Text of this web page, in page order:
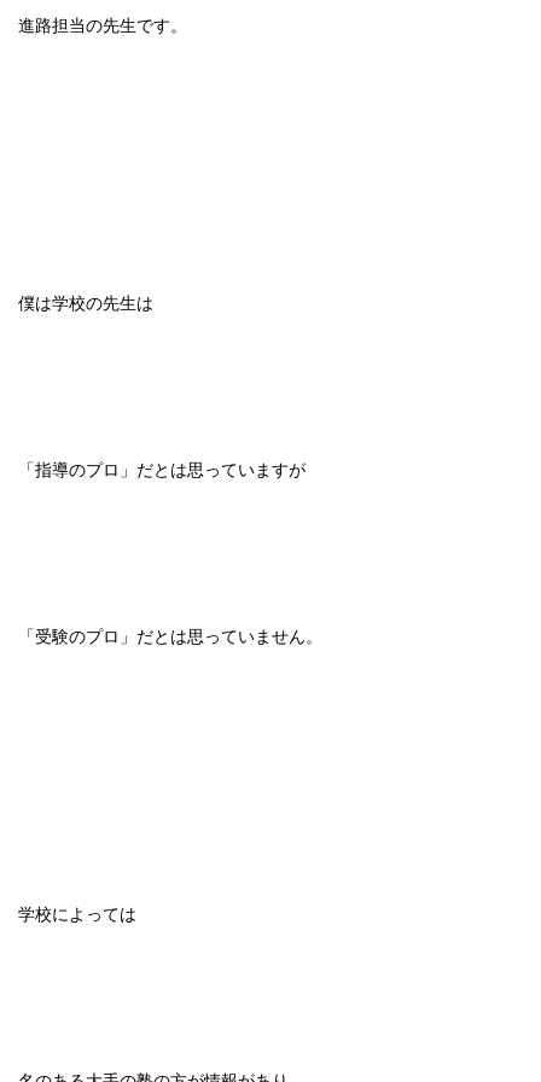
進路担当の先生です。
僕は学校の先生は
「指導のプロ」だとは思っていますが
「受験のプロ」だとは思っていません。
学校によっては